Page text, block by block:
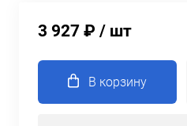
3 927 ₽ / шт
В корзину